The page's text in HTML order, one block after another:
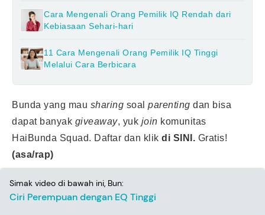
Cara Mengenali Orang Pemilik IQ Rendah dari
Kebiasaan Sehari-hari
11 Cara Mengenali Orang Pemilik IQ Tinggi
Melalui Cara Berbicara
Bunda yang mau sharing soal parenting dan bisa
dapat banyak giveaway, yuk join komunitas
HaiBunda Squad. Daftar dan klik di SINI. Gratis!
(asa/rap)
Simak video di bawah ini, Bun:
Ciri Perempuan dengan EQ Tinggi